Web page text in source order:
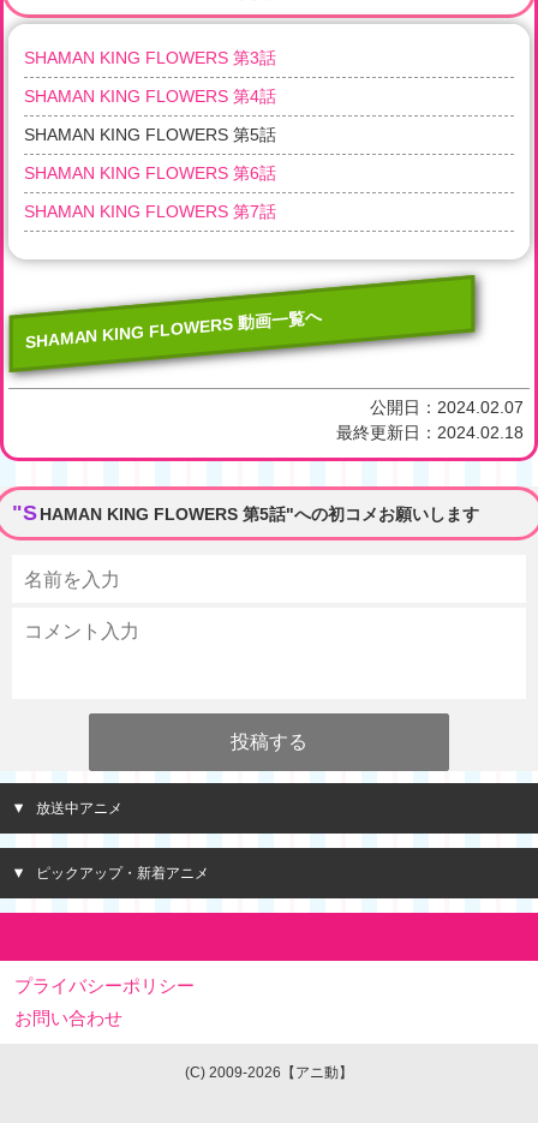
SHAMAN KING FLOWERS 第3話
SHAMAN KING FLOWERS 第4話
SHAMAN KING FLOWERS 第5話
SHAMAN KING FLOWERS 第6話
SHAMAN KING FLOWERS 第7話
SHAMAN KING FLOWERS 動画一覧へ
公開日： 2024.02.07
最終更新日： 2024.02.18
"SHAMAN KING FLOWERS 第5話"への初コメお願いします
放送中アニメ
ピックアップ・新着アニメ
プライバシーポリシー
お問い合わせ
(C) 2009-2026【アニ動】